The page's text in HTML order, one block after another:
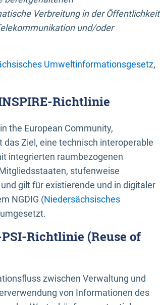
Verbreitung in der Öffentlichkeit
und/oder
Umweltinformationsgesetz,
Richtlinie
the European Community,
Ziel, eine technisch interoperable
integrierten raumbezogenen
stufenweise
gilt für existierende und in digitaler
NGDIG (Niedersächsisches
Richtlinie (Reuse of
zwischen Verwaltung und
von Informationen des